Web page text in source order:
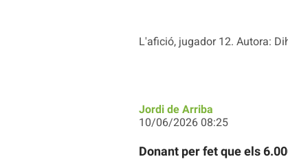
L'afició, jugador 12. Autora:
Jordi de Arriba
10/06/2026 08:25
Donant per fet que els